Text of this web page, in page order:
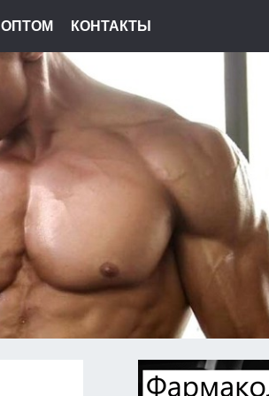
ОПТОМ КОНТАКТЫ